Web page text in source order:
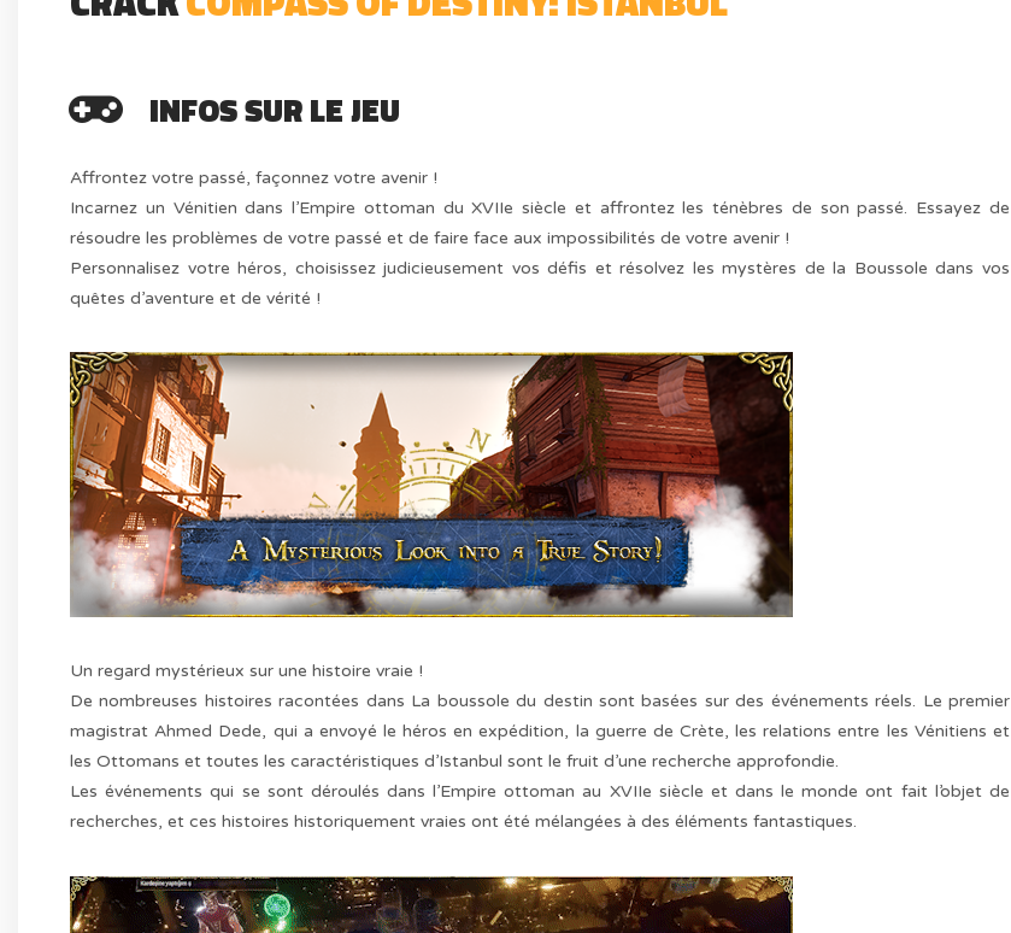
INFOS SUR LE JEU
Affrontez votre passé, façonnez votre avenir !
Incarnez un Vénitien dans l’Empire ottoman du XVIIe siècle et affrontez les ténèbres de son passé. Essayez de
résoudre les problèmes de votre passé et de faire face aux impossibilités de votre avenir !
Personnalisez votre héros, choisissez judicieusement vos défis et résolvez les mystères de la Boussole dans vos
quêtes d’aventure et de vérité !
Un regard mystérieux sur une histoire vraie !
De nombreuses histoires racontées dans La boussole du destin sont basées sur des événements réels. Le premier
magistrat Ahmed Dede, qui a envoyé le héros en expédition, la guerre de Crète, les relations entre les Vénitiens et
les Ottomans et toutes les caractéristiques d’Istanbul sont le fruit d’une recherche approfondie.
Les événements qui se sont déroulés dans l’Empire ottoman au XVIIe siècle et dans le monde ont fait l’objet de
recherches, et ces histoires historiquement vraies ont été mélangées à des éléments fantastiques.